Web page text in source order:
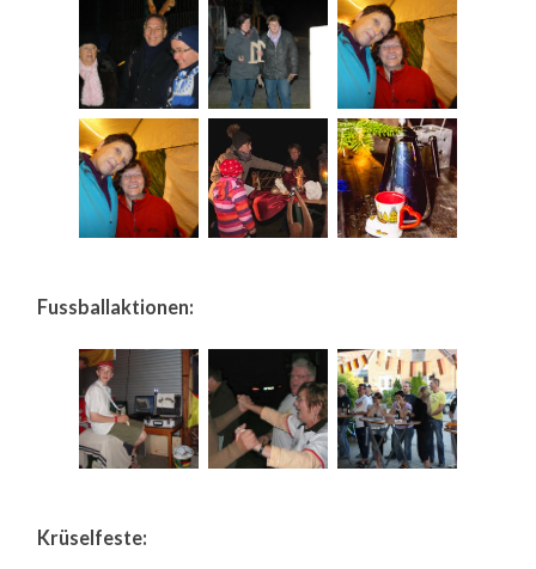
Fussballaktionen:
Krüselfeste: